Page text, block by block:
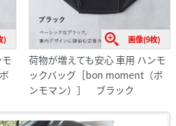
) 画像(9枚)
荷物が増えても安心 車用 ハンモ
ックバッグ［bon moment（ボ
ンモマン）］ ブラック